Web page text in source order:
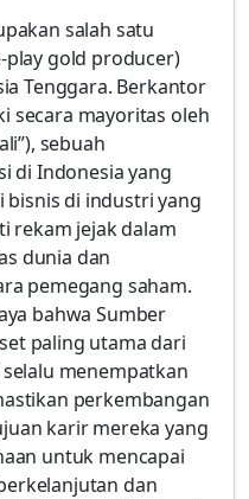
salah satu
play gold producer)
Tenggara. Berkantor
secara mayoritas oleh
sebuah
di Indonesia yang
di industri yang
rekam jejak dalam
dunia dan
pemegang saham.
bahwa Sumber
paling utama dari
menempatkan
perkembangan
karir mereka yang
untuk mencapai
dan